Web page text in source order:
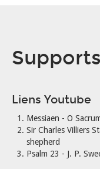
Liens Youtube
Messiaen - O
Sir Charles Villiers
shepherd
Psalm 23 - J. P.